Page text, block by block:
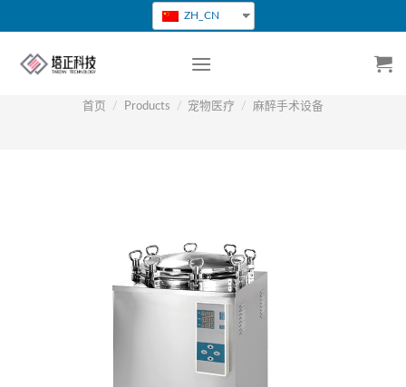
转
ZH_CN
首页 / Products / 宠物医疗 / 麻醉手术设备